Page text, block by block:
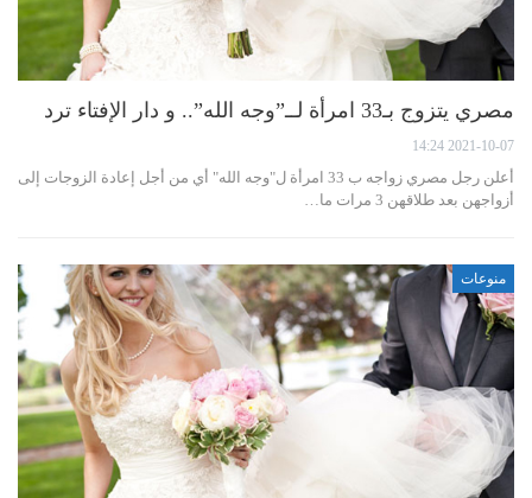
مصري يتزوج بـ33 امرأة لــ”وجه الله”.. و دار الإفتاء ترد
2021-10-07 14:24
أعلن رجل مصري زواجه ب 33 امرأة ل"وجه الله" أي من أجل إعادة الزوجات إلى
أزواجهن بعد طلاقهن 3 مرات ما…
منوعات